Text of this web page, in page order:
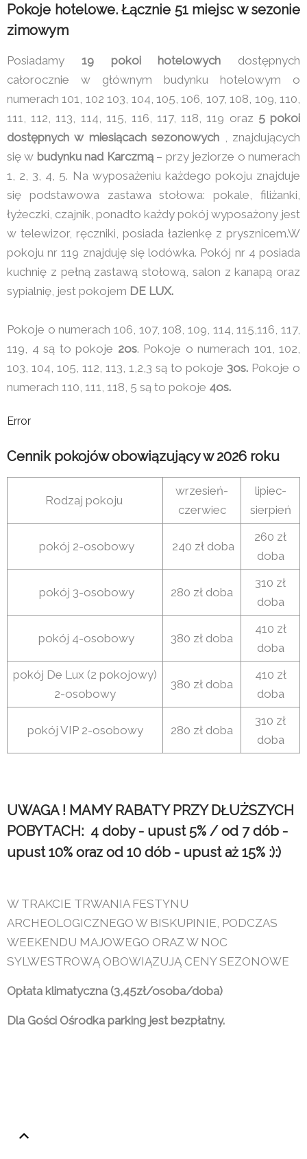
Pokoje hotelowe. Łącznie 51 miejsc w sezonie
zimowym
Posiadamy 19 pokoi hotelowych dostępnych
całorocznie w głównym budynku hotelowym o
numerach 101, 102 103, 104, 105, 106, 107, 108, 109, 110,
111, 112, 113, 114, 115, 116, 117, 118, 119 oraz 5 pokoi
dostępnych w miesiącach sezonowych , znajdujących
się w budynku nad Karczmą– przy jeziorze o numerach
1, 2, 3, 4, 5. Na wyposażeniu każdego pokoju znajduje
się podstawowa zastawa stołowa: pokale, filiżanki,
łyżeczki, czajnik, ponadto każdy pokój wyposażony jest
w telewizor, ręczniki, posiada łazienkę z prysznicem.W
pokoju nr 119 znajduję się lodówka. Pokój nr 4 posiada
kuchnię z pełną zastawą stołową, salon z kanapą oraz
sypialnię, jest pokojem DE LUX.
Pokoje o numerach 106, 107, 108, 109, 114, 115,116, 117,
119, 4 są to pokoje 2os. Pokoje o numerach 101, 102,
103, 104, 105, 112, 113, 1,2,3 są to pokoje 3os. Pokoje o
numerach 110, 111, 118, 5 są to pokoje 4os.
Error
Cennik pokojów obowiązujący w 2026 roku
Rodzaj pokoju
wrzesień-
czerwiec
lipiec-
sierpień
pokój 2-osobowy 240 zł doba
260 zł
doba
pokój 3-osobowy 280 zł doba
310 zł
doba
pokój 4-osobowy 380 zł doba
410 zł
doba
pokój De Lux (2 pokojowy)
2-osobowy
380 zł doba
410 zł
doba
pokój VIP 2-osobowy 280 zł doba
310 zł
doba
UWAGA ! MAMY RABATY PRZY DŁUŻSZYCH
POBYTACH: 4 doby - upust 5% / od 7 dób -
upust 10% oraz od 10 dób - upust aż 15% :):)
W TRAKCIE TRWANIA FESTYNU
ARCHEOLOGICZNEGO W BISKUPINIE, PODCZAS
WEEKENDU MAJOWEGO ORAZ W NOC
SYLWESTROWĄ OBOWIĄZUJĄ CENY SEZONOWE
Opłata klimatyczna (3,45zł/osoba/doba)
Dla Gości Ośrodka parking jest bezpłatny.